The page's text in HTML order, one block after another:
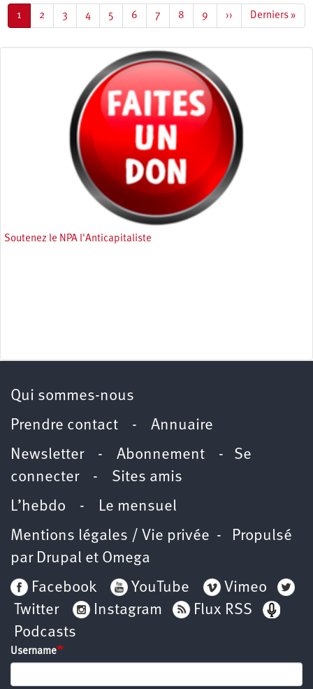
Page
courante
1 Page
2 Page
3 Page
4 Page
5 Page
6 Page
7 Page
8 Page
9
Page
suivante
››
Dernière
page
Derniers »
Soutenez le NPA l'Anticapitaliste
Qui sommes-nous
Prendre contact - Annuaire
Newsletter - Abonnement - Se
connecter- Sites amis
L’hebdo -
Le mensuel
Mentions légales / Vie privée - Propulsé
par Drupal et Omega
Facebook
YouTube
Vimeo
Twitter
Instagram
Flux RSS
Podcasts
Username